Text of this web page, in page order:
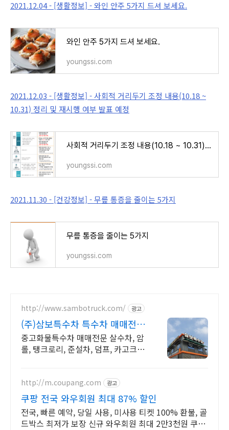
2021.12.04 - [생활정보] - 와인 안주 5가지 드셔 보세요.
와인 안주 5가지 드셔 보세요.
youngssi.com
2021.12.03 - [생활정보] - 사회적 거리두기 조정 내용(10.18 ~
10.31) 정리 및 재시행 여부 발표 예정
사회적 거리두기 조정 내용(10.18 ~ 10.31) 정리 및 재시행 여부 발표 예정
youngssi.com
2021.11.30 - [건강정보] - 무릎 통증을 줄이는 5가지
무릎 통증을 줄이는 5가지
youngssi.com
http://www.sambotruck.com/ 광고
(주)삼보특수차 특수차 매매전문
직거래
중고화물특수차 매매전문 살수차, 암
롤, 탱크로리, 준설차, 덤프, 카고크레
http://m.coupang.com 광고
쿠팡 전국 와우회원 최대 87% 할인
전국, 빠른 예약, 당일 사용, 미사용 티켓 100% 환불, 골
드박스 최저가 보장 신규 와우회원 최대 2만3천원 쿠폰